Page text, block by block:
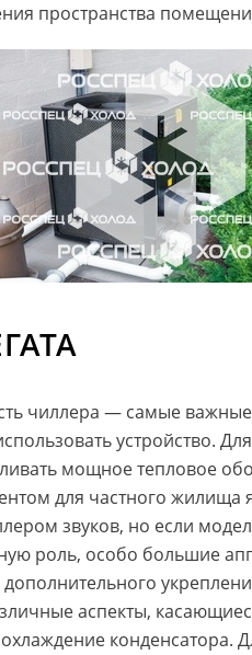
пространства
чиллера — самые
устройство.
мощное тепловое
для частного жилища
звуков, но если
роль, особо большие
аспекты,
конденсатора.